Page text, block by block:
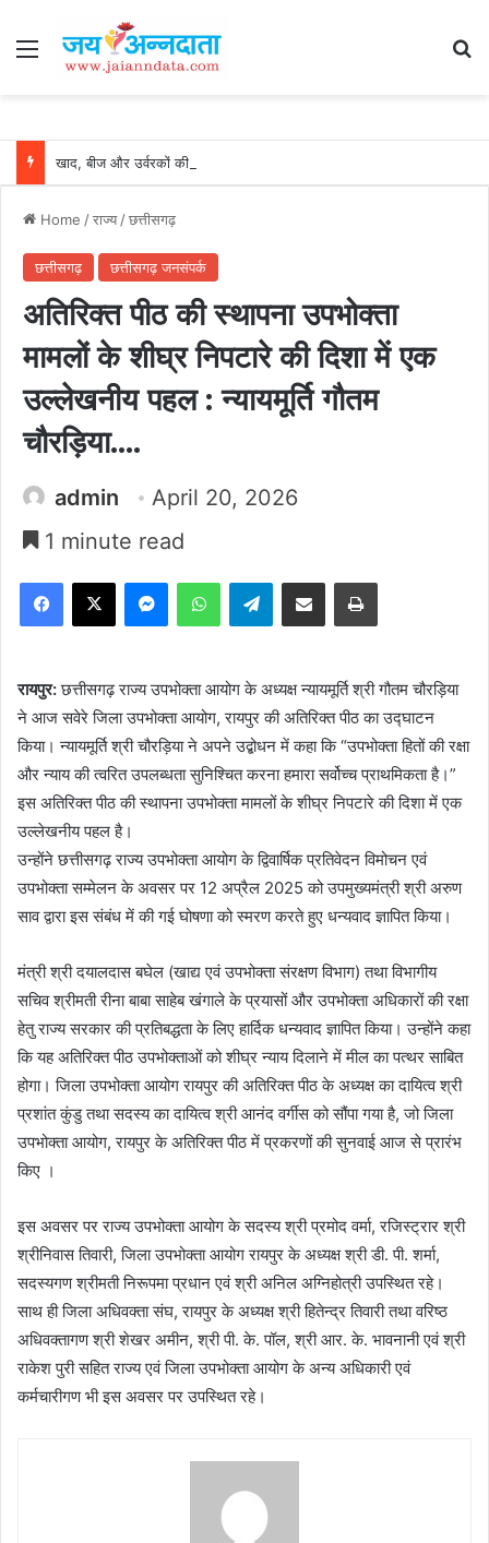
Menu
Home /राज्य/छत्तीसगढ़
छत्तीसगढ़ छत्तीसगढ़ जनसंपर्क
अतिरिक्त पीठ की स्थापना उपभोक्ता
मामलों के शीघ्र निपटारे की दिशा में एक
उल्लेखनीय पहल : न्यायमूर्ति गौतम
चौरड़िया….
admin
April 20, 2026
1 minute read
Facebook
X MessengerWhatsAppTelegramShare via Email Print
रायपुर:छत्तीसगढ़ राज्य उपभोक्ता आयोग के अध्यक्ष न्यायमूर्ति श्री गौतम चौरड़िया
ने आज सवेरे जिला उपभोक्ता आयोग, रायपुर की अतिरिक्त पीठ का उद्घाटन
किया। न्यायमूर्ति श्री चौरड़िया ने अपने उद्बोधन में कहा कि “उपभोक्ता हितों की रक्षा
और न्याय की त्वरित उपलब्धता सुनिश्चित करना हमारा सर्वोच्च प्राथमिकता है।”
इस अतिरिक्त पीठ की स्थापना उपभोक्ता मामलों के शीघ्र निपटारे की दिशा में एक
उल्लेखनीय पहल है।
उन्होंने छत्तीसगढ़ राज्य उपभोक्ता आयोग के द्विवार्षिक प्रतिवेदन विमोचन एवं
उपभोक्ता सम्मेलन के अवसर पर 12 अप्रैल 2025 को उपमुख्यमंत्री श्री अरुण
साव द्वारा इस संबंध में की गई घोषणा को स्मरण करते हुए धन्यवाद ज्ञापित किया।
मंत्री श्री दयालदास बघेल (खाद्य एवं उपभोक्ता संरक्षण विभाग) तथा विभागीय
सचिव श्रीमती रीना बाबा साहेब खंगाले के प्रयासों और उपभोक्ता अधिकारों की रक्षा
हेतु राज्य सरकार की प्रतिबद्धता के लिए हार्दिक धन्यवाद ज्ञापित किया। उन्होंने कहा
कि यह अतिरिक्त पीठ उपभोक्ताओं को शीघ्र न्याय दिलाने में मील का पत्थर साबित
होगा। जिला उपभोक्ता आयोग रायपुर की अतिरिक्त पीठ के अध्यक्ष का दायित्व श्री
प्रशांत कुंडु तथा सदस्य का दायित्व श्री आनंद वर्गीस को सौंपा गया है, जो जिला
उपभोक्ता आयोग, रायपुर के अतिरिक्त पीठ में प्रकरणों की सुनवाई आज से प्रारंभ
किए ।
इस अवसर पर राज्य उपभोक्ता आयोग के सदस्य श्री प्रमोद वर्मा, रजिस्ट्रार श्री
श्रीनिवास तिवारी, जिला उपभोक्ता आयोग रायपुर के अध्यक्ष श्री डी. पी. शर्मा,
सदस्यगण श्रीमती निरूपमा प्रधान एवं श्री अनिल अग्निहोत्री उपस्थित रहे।
साथ ही जिला अधिवक्ता संघ, रायपुर के अध्यक्ष श्री हितेन्द्र तिवारी तथा वरिष्ठ
अधिवक्तागण श्री शेखर अमीन, श्री पी. के. पॉल, श्री आर. के. भावनानी एवं श्री
राकेश पुरी सहित राज्य एवं जिला उपभोक्ता आयोग के अन्य अधिकारी एवं
कर्मचारीगण भी इस अवसर पर उपस्थित रहे।